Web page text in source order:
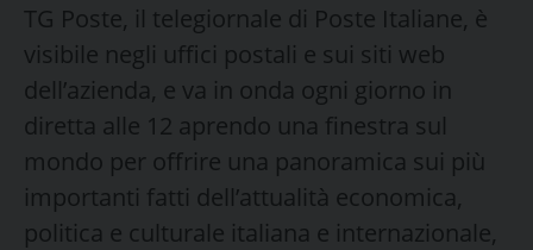
TG Poste, il telegiornale di Poste Italiane, è
visibile negli uffici postali e sui siti web
dell’azienda, e va in onda ogni giorno in
diretta alle 12 aprendo una finestra sul
mondo per offrire una panoramica sui più
importanti fatti dell’attualità economica,
politica e culturale italiana e internazionale,